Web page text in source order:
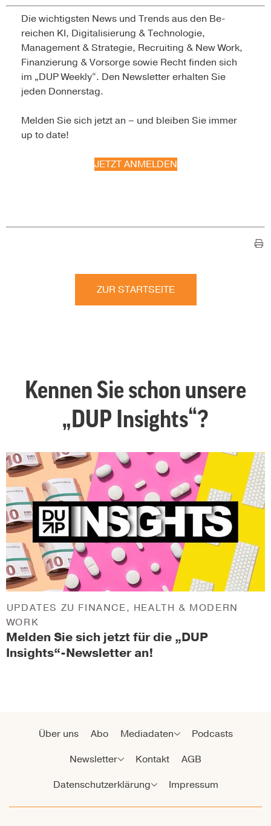
Die wichtigsten News und Trends aus den Be­
reichen KI, Digitalisierung & Technologie,
Management & Strategie, Recruiting & New Work,
Finanzierung & Vorsorge sowie Recht finden sich
im „DUP Weekly“. Den Newsletter erhalten Sie
jeden Donnerstag.
Melden Sie sich jetzt an – und bleiben Sie immer
up to date!
JETZT ANMELDEN
ZUR STARTSEITE
Kennen Sie schon unsere
„DUP Insights“?
Melden Sie sich jetzt für die „DUP
Insights“-Newsletter an!
UPDATES ZU FINANCE, HEALTH & MODERN
WORK
Über uns Abo Mediadaten
Podcasts
Newsletter
Kontakt
AGB
Datenschutzerklärung
Impressum